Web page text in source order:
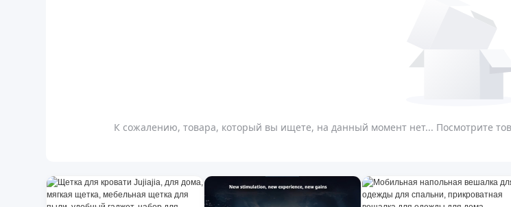
К сожалению, товара, который вы ищете, на данный момент нет... Посмотрите